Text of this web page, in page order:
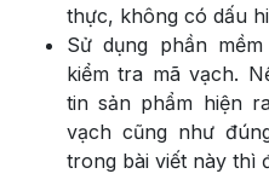
thực, không có dấu
Sử dụng phần
kiểm tra mã vạch.
tin sản phẩm hiện
vạch cũng như
trong bài viết này thì